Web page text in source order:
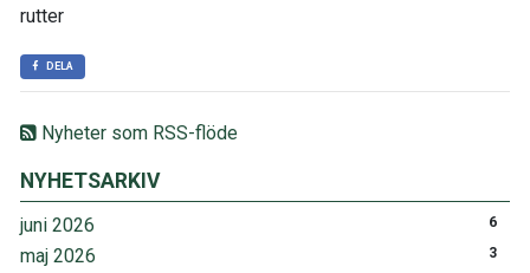
Nyheter som RSS-flöde
NYHETSARKIV
juni 2026 6
maj 2026 3
rutter
DELA